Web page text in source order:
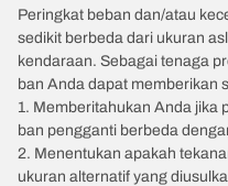
Peringkat beban dan/atau
sedikit berbeda dari ukuran
kendaraan. Sebagai tenaga
ban Anda dapat memberikan
1. Memberitahukan Anda jika
ban pengganti berbeda
2. Menentukan apakah
ukuran alternatif yang